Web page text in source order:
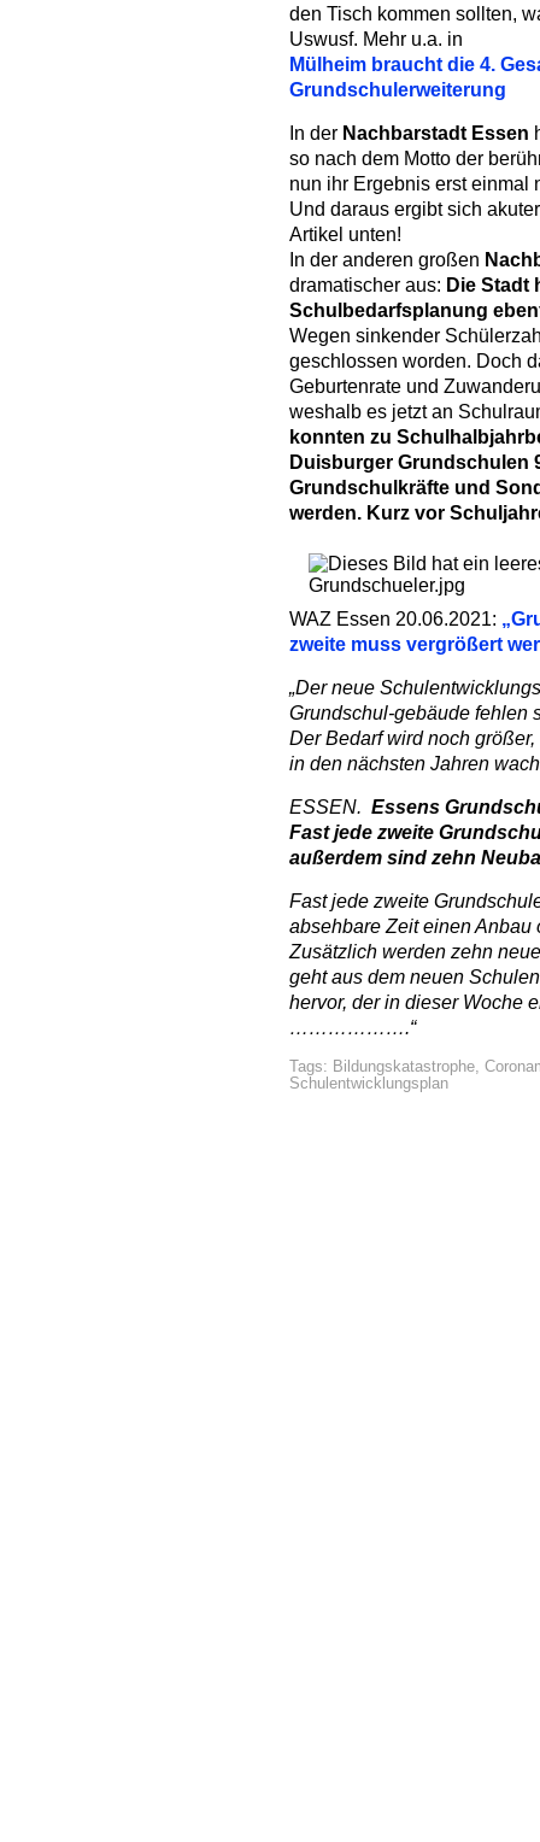
den Tisch kommen sollten,
Uswusf. Mehr u.a. in
Mülheim braucht die 4.
Grundschulerweiterung
In der Nachbarstadt Essen
so nach dem Motto der
nun ihr Ergebnis erst einmal
Und daraus ergibt sich
Artikel unten!
In der anderen großen
dramatischer aus: Die Stadt
Schulbedarfsplanung
Wegen sinkender
geschlossen worden. Doch
Geburtenrate und
weshalb es jetzt an
konnten zu
Duisburger Grundschulen
Grundschulkräfte und
werden. Kurz vor
WAZ Essen 20.06.2021:
zweite muss vergrößert
„Der neue
Grundschul-gebäude fehlen
Der Bedarf wird noch
in den nächsten Jahren
ESSEN. Essens
Fast jede zweite
außerdem sind zehn
Fast jede zweite
absehbare Zeit einen Anbau
Zusätzlich werden zehn
geht aus dem neuen
hervor, der in dieser Woche
……………….“
Tags: Bildungskatastrophe,
Schulentwicklungsplan